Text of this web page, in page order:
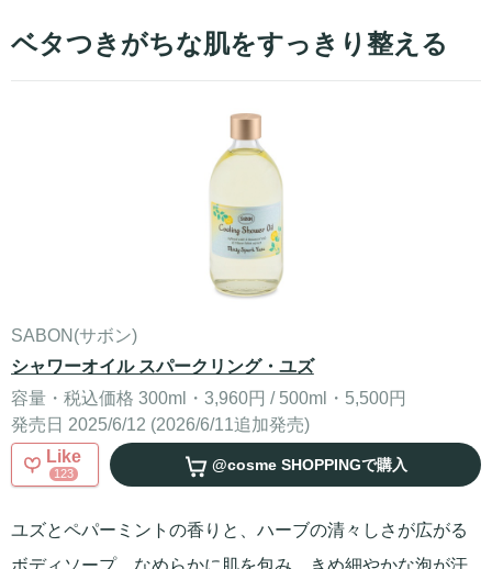
ベタつきがちな肌をすっきり整える
SABON(サボン)
シャワーオイル スパークリング・ユズ
容量・税込価格 300ml・3,960円 / 500ml・5,500円
発売日 2025/6/12 (2026/6/11追加発売)
Like
123 @cosme SHOPPINGで購入
ユズとペパーミントの香りと、ハーブの清々しさが広がる